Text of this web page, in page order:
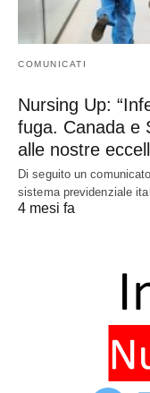
COMUNICATI
Nursing Up:
fuga. Canada e
alle nostre
Di seguito un
sistema previdenziale
4 mesi fa